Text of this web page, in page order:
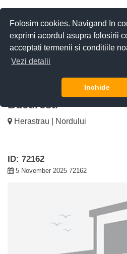
Folosim cookies. Navigand In
exprimi acordul asupra folosirii
acceptati termenii si conditiile
Vezi detalii
Inchide
Lighthouse
Bucuresti
Herastrau | Nordului
ID: 72162
5 November 2025 72162
CERE DETALII SUNĂ-NE